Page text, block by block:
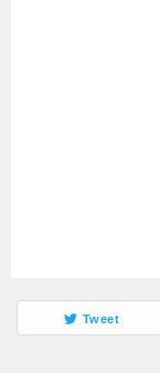
Tweet